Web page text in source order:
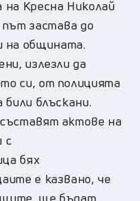
на Кресна Николай
път застава до
общината.
излезли да
си, от полицията
блъскани.
актове на
с
бях
е казвано, че
ще бъдат